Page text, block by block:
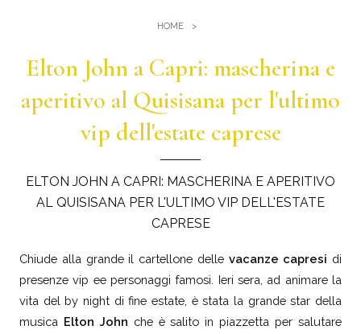
Sauna e Bagno turco
Eventi e Meeting
Meeting al Quisisana
Sposarsi al Quisisana
Gallery
Leaders Club
Blog
HOME
Elton John a Capri: mascherina e
aperitivo al Quisisana per l'ultimo
vip dell'estate caprese
ELTON JOHN A CAPRI: MASCHERINA E APERITIVO
AL QUISISANA PER L'ULTIMO VIP DELL'ESTATE
CAPRESE
Chiude alla grande il cartellone delle vacanze capresi di
presenze vip ee personaggi famosi. Ieri sera, ad animare la
vita del by night di fine estate, è stata la grande star della
musica Elton John che è salito in piazzetta per salutare